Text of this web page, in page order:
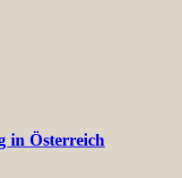
in Österreich